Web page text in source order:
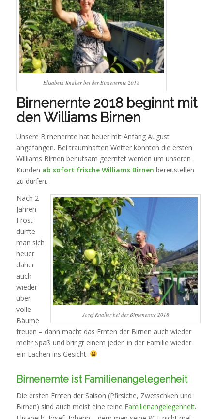
Elisabeth Knaller bei der Birnenernte 2018
Birnenernte 2018 beginnt mit
den Williams Birnen
Unsere Birnenernte hat heuer mit Anfang August
angefangen. Bei traumhaften Wetter konnten die ersten
Williams Birnen behutsam geerntet werden um unseren
Kunden ab sofort frische Williams Birnen bereitstellen
zu dürfen.
Josef Knaller bei der Birnenernte 2018
Nach 2
Jahren
Frost
durfte
man sich
heuer
daher
auch
wieder
über
volle
Bäume
freuen – dann macht das Ernten der Birnen auch wieder
mehr Spaß und bringt einem jeden in der Familie wieder
ein Lachen ins Gesicht.
Birnenernte ist Familienangelegenheit
Die ersten Ernten der Saison (Pfirsiche, Zwetschken und
Birnen) sind auch meist eine reine Familienangelegenheit.